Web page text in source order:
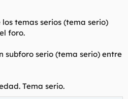
temas serios (tema serio)
foro.
subforo serio (tema serio) entre
Tema serio.